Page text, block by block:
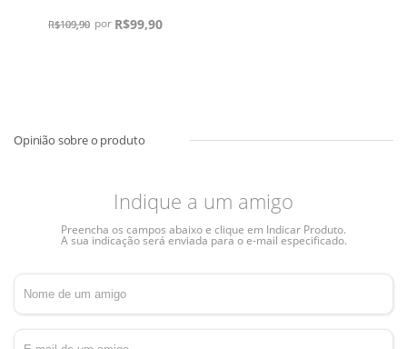
R$109,90 R$99,90
Indique a um amigo
Preencha os campos abaixo e clique em Indicar Produto.
A sua indicação será enviada para o e-mail especificado.